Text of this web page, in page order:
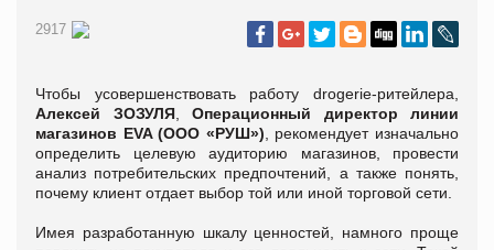
2917
Чтобы усовершенствовать работу drogerie-ритейлера,
Алексей ЗОЗУЛЯ, Операционный директор линии
магазинов EVA (ООО «РУШ») , рекомендует изначально
определить целевую аудиторию магазинов, провести
анализ потребительских предпочтений, а также понять,
почему клиент отдает выбор той или иной торговой сети.
Имея разработанную шкалу ценностей, намного проще